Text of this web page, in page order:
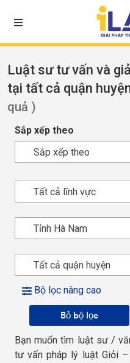
Luật sư tư vấn và
tại tất cả quận
quả )
Sắp xếp theo
Sắp xếp theo
Tất cả lĩnh vực
Tỉnh Hà Nam
Tất cả quận huyện
Bộ lọc nâng cao
Bỏ bộ lọc
Bạn muốn tìm luật sư /
tư vấn pháp lý luật Giỏi